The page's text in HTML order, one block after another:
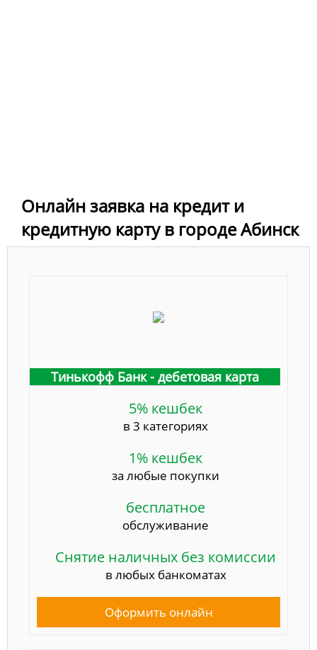
Онлайн заявка на кредит и
кредитную карту в городе Абинск
Тинькофф Банк - дебетовая карта
5% кешбек
в 3 категориях
1% кешбек
за любые покупки
бесплатное
обслуживание
Снятие наличных без комиссии
в любых банкоматах
Оформить онлайн